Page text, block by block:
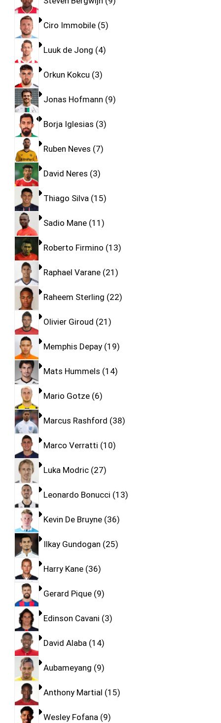
Ciro Immobile 5
Luuk de Jong 4
Orkun Kokcu 3
Jonas Hofmann 9
Borja Iglesias 3
Ruben Neves 7
David Neres 3
Thiago Silva 15
Sadio Mane 11
Roberto Firmino 13
Raphael Varane 21
Raheem Sterling 22
Olivier Giroud 21
Memphis Depay 19
Mats Hummels 14
Mario Gotze 6
Marcus Rashford 38
Marco Verratti 10
Luka Modric 27
Leonardo Bonucci 13
Kevin De Bruyne 36
Ilkay Gundogan 25
Harry Kane 36
Gerard Pique 9
Edinson Cavani 3
David Alaba 14
Aubameyang 9
Anthony Martial 15
Wesley Fofana 9